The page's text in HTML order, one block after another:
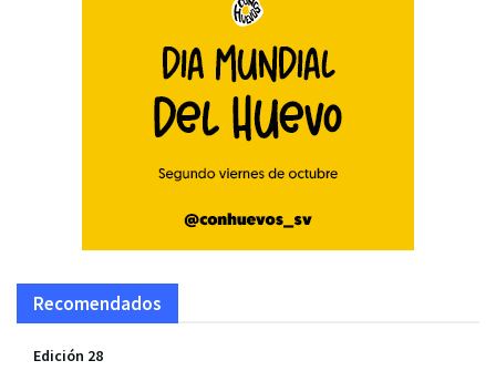
Recomendados
Edición 28